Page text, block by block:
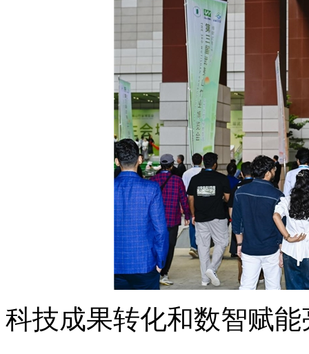
科技成果转化和数智赋